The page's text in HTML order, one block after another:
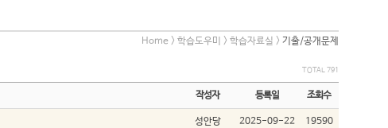
Home > 학습도우미 > 학습자료실 > 기출/공개문제
TOTAL 791
작성자 등록일 조회수
성안당 2025-09-22 19590